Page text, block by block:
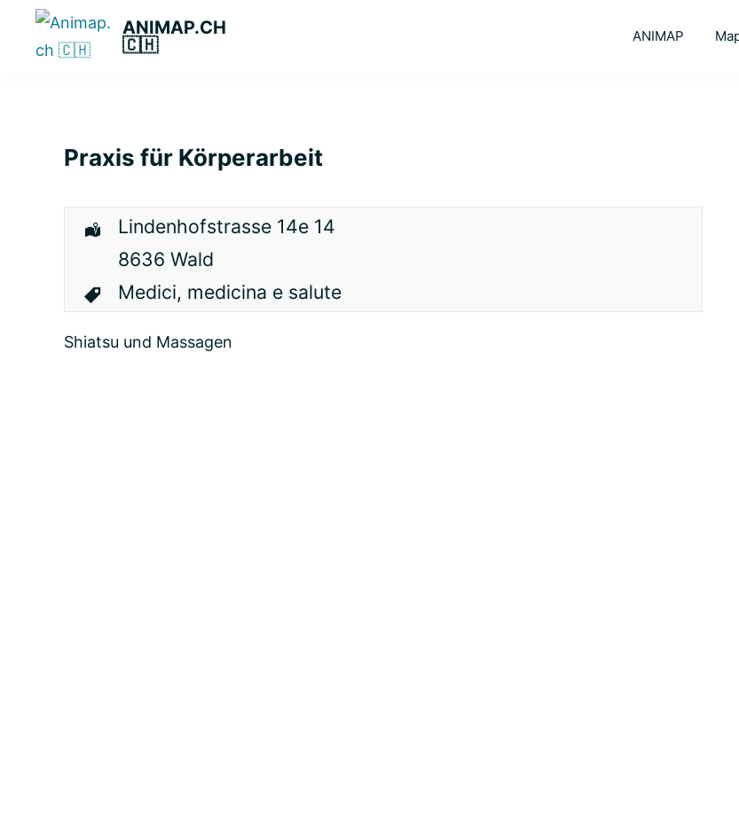
Passa
Passa
Passa
ANIMAP.CH
🇨🇭
ANIMAP
Praxis für Körperarbeit
Lindenhofstrasse 14e 14
8636 Wald
Medici, medicina e salute
Shiatsu und Massagen